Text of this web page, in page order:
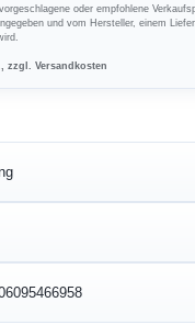
oder empfohlene
und vom Hersteller, einem
zzgl. Versandkosten